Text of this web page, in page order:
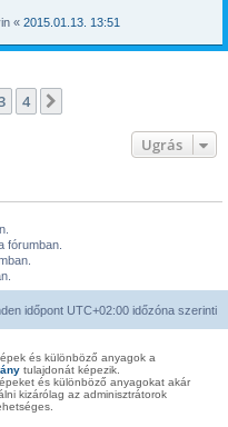
« 2015.01.13. 13:51
4
Ugrás
fórumban.
időpont UTC+02:00 időzóna szerinti
és különböző anyagok a
tulajdonát képezik.
és különböző anyagokat akár
kizárólag az adminisztrátorok